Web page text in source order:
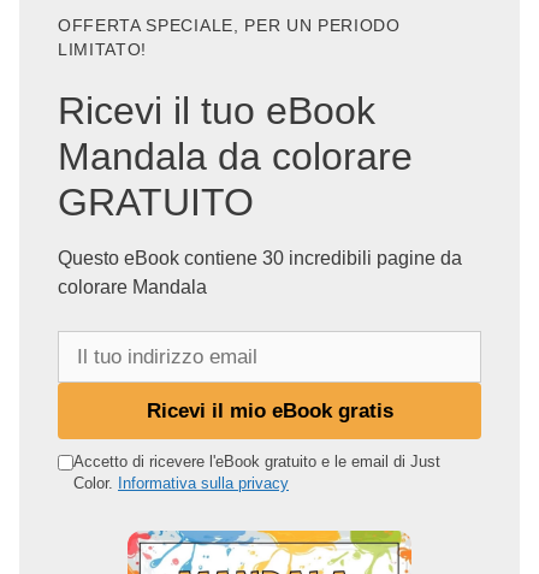
OFFERTA SPECIALE, PER UN PERIODO
LIMITATO!
Ricevi il tuo eBook
Mandala da colorare
GRATUITO
Questo eBook contiene 30 incredibili pagine da
colorare Mandala
o
Ricevi il mio eBook gratis
Accetto di ricevere l'eBook gratuito e le email di Just
Color. Informativa sulla privacy